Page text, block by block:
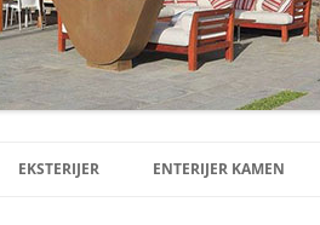
EKSTERIJER ENTERIJER KAMEN